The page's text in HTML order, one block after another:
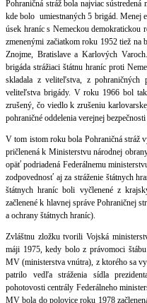
Pohraničná stráž bola najviac
kde bolo umiestnaných 5 brigád. Menej
úsek hraníc s Nemeckou demokratickou
zmenenými začiatkom roku 1952 tiež
Znojme, Bratislave a Karlových
brigáda strážiaci štátnu hraníc proti
skladala z veliteľstva, z pohraničných
veliteľstva brigády. V roku 1966 bol
zrušený, čo viedlo k zrušeniu
pohraničné oddelenia verejnej
V tom istom roku bola Pohraničná stráž
pričlenená k Ministerstvu národnej
opäť podriadená Federálnemu
zodpovednosť aj za stráženie štátnych
štátnych hraníc boli vyčlenené z
začlenené k hlavnej správe Pohraničnej
a ochrany štátnych hraníc).
Zvláštnu zložku tvorili Vojská
máji 1975, kedy bolo z právomoci
MV (ministerstva vnútra), z ktorého sa
patrilo vedľa stráženia sídla
pohotovosti centrály Federálneho
MV bola do polovice roku 1978